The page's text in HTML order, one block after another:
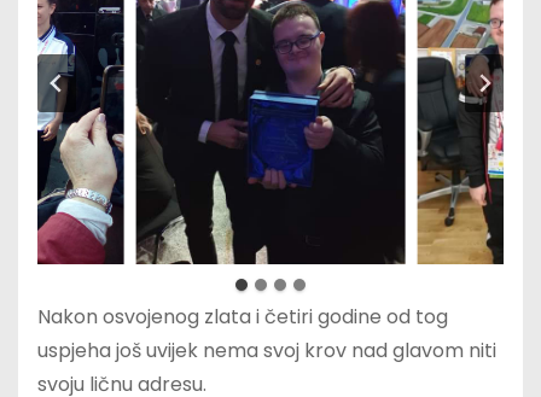
Nakon osvojenog zlata i četiri godine od tog
uspjeha još uvijek nema svoj krov nad glavom niti
svoju ličnu adresu.